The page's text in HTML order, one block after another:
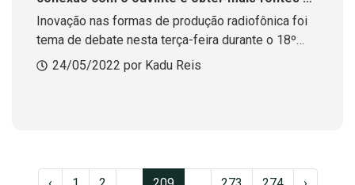
renda
Inovação nas formas de produção radiofônica foi
tema de debate nesta terça-feira durante o 18º
Congresso Catarinense de Rádio e Televisão,
24/05/2022 por Kadu Reis